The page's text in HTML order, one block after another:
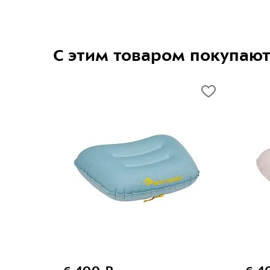
С этим товаром покупают